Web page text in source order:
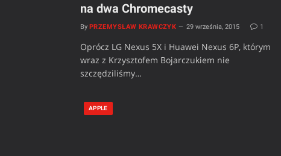
na dwa Chromecasty
By PRZEMYSŁAW KRAWCZYK 29 września, 2015 1
Oprócz LG Nexus 5X i Huawei Nexus 6P, którym
wraz z Krzysztofem Bojarczukiem nie
szczędziliśmy…
APPLE